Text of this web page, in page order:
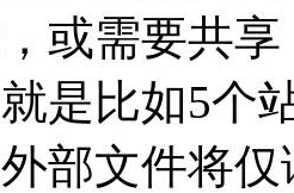
或需要共
是比如5个
部文件将